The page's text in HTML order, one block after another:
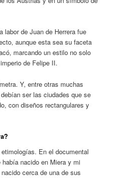
labor de Juan de Herrera fue
aunque esta sea su faceta
marcando un estilo no solo
de Felipe II.
Y, entre otras muchas
ser las ciudades que se
con diseños rectangulares y
En el documental
nacido en Miera y mi
cerca de una de sus